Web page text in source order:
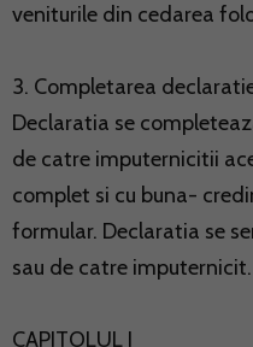
veniturile din cedarea
3. Completarea
Declaratia se
de catre imputernicitii
complet si cu buna-
formular. Declaratia se
sau de catre imputernicit.
CAPITOLUL I